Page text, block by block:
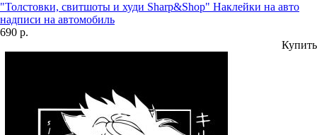
"Толстовки, свитшоты и худи Sharp&Shop" Наклейки на авто
надписи на автомобиль
690 р.
Купить